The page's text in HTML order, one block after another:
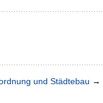
und Städtebau →